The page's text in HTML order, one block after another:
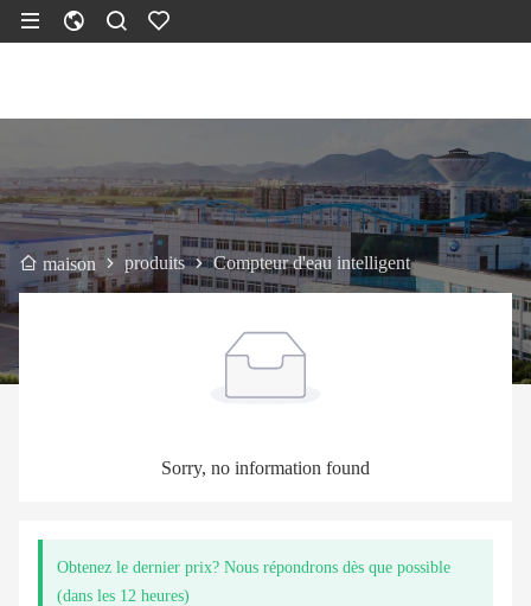
maison produits Compteur d'eau intelligent
Sorry, no information found
Obtenez le dernier prix? Nous répondrons dès que possible
(dans les 12 heures)